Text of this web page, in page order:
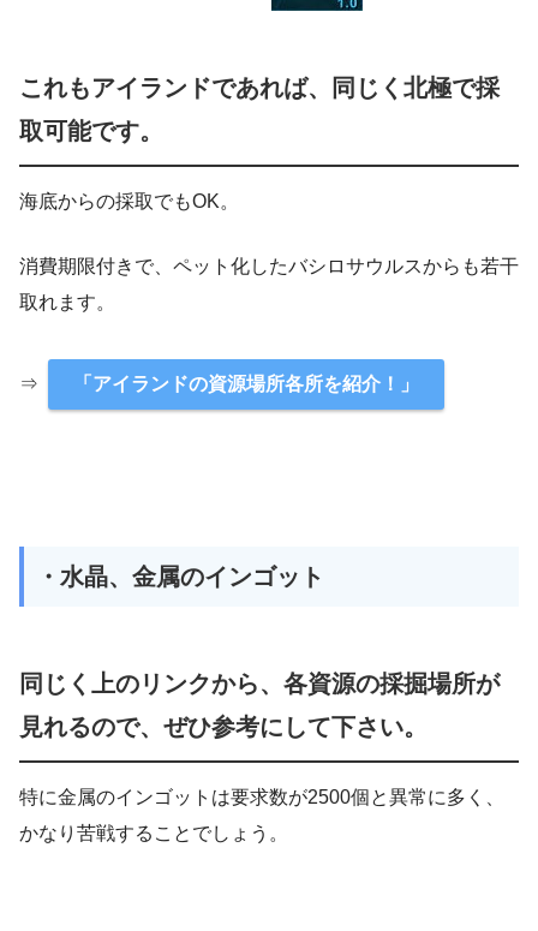
これもアイランドであれば、同じく北極で採
取可能です。
海底からの採取でもOK。
消費期限付きで、ペット化したバシロサウルスからも若干
取れます。
⇒ 「アイランドの資源場所各所を紹介！」
・水晶、金属のインゴット
同じく上のリンクから、各資源の採掘場所が
見れるので、ぜひ参考にして下さい。
特に金属のインゴットは要求数が2500個と異常に多く、
かなり苦戦することでしょう。